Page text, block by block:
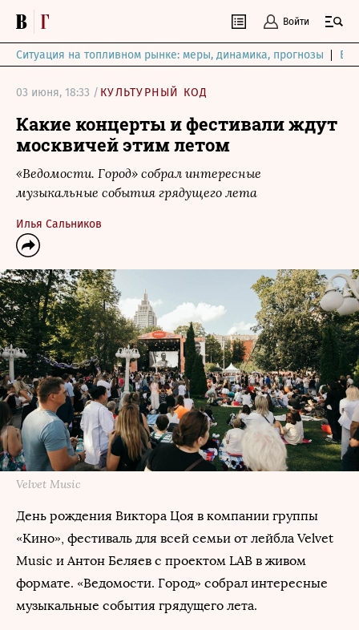
Войти
Ситуация на топливном рынке: меры, динамика, прогнозы
03 июня, 18:33 / КУЛЬТУРНЫЙ КОД
Какие концерты и фестивали ждут
москвичей этим летом
«Ведомости. Город» собрал интересные
музыкальные события грядущего лета
Илья Сальников
Velvet Music
День рождения Виктора Цоя в компании группы
«Кино», фестиваль для всей семьи от лейбла Velvet
Music и Антон Беляев с проектом LAB в живом
формате. «Ведомости. Город» собрал интересные
музыкальные события грядущего лета.